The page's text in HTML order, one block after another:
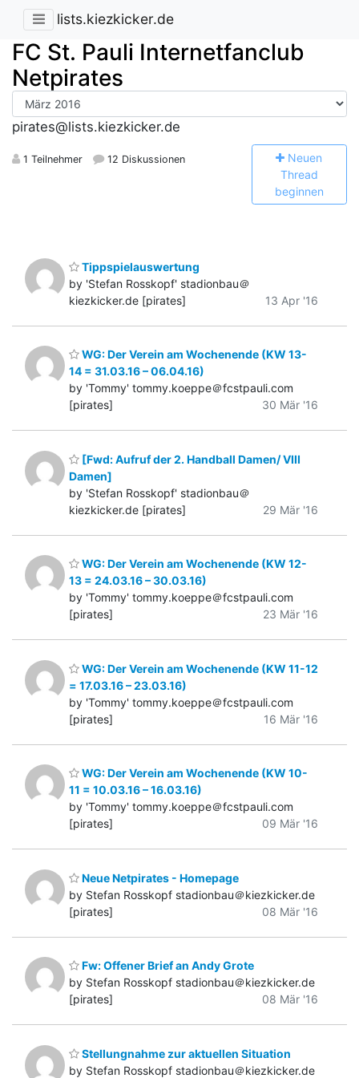
lists.kiezkicker.de
FC St. Pauli Internetfanclub
Netpirates
pirates@lists.kiezkicker.de
1 Teilnehmer 12 Diskussionen Neuen
Thread
beginnen
Tippspielauswertung
by 'Stefan Rosskopf' stadionbau＠
kiezkicker.de [pirates]
13 Apr '16
WG: Der Verein am Wochenende (KW 13-
14 = 31.03.16 – 06.04.16)
by 'Tommy' tommy.koeppe＠fcstpauli.com
[pirates]
30 Mär '16
[Fwd: Aufruf der 2. Handball Damen/ VIII
Damen]
by 'Stefan Rosskopf' stadionbau＠
kiezkicker.de [pirates]
29 Mär '16
WG: Der Verein am Wochenende (KW 12-
13 = 24.03.16 – 30.03.16)
by 'Tommy' tommy.koeppe＠fcstpauli.com
[pirates]
23 Mär '16
WG: Der Verein am Wochenende (KW 11-12
= 17.03.16 – 23.03.16)
by 'Tommy' tommy.koeppe＠fcstpauli.com
[pirates]
16 Mär '16
WG: Der Verein am Wochenende (KW 10-
11 = 10.03.16 – 16.03.16)
by 'Tommy' tommy.koeppe＠fcstpauli.com
[pirates]
09 Mär '16
Neue Netpirates - Homepage
by Stefan Rosskopf stadionbau＠kiezkicker.de
[pirates]
08 Mär '16
Fw: Offener Brief an Andy Grote
by Stefan Rosskopf stadionbau＠kiezkicker.de
[pirates]
08 Mär '16
Stellungnahme zur aktuellen Situation
by Stefan Rosskopf stadionbau＠kiezkicker.de